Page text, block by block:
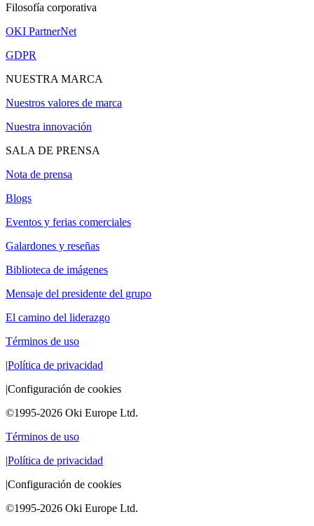
Filosofía corporativa
OKI PartnerNet
GDPR
NUESTRA MARCA
Nuestros valores de marca
Nuestra innovación
SALA DE PRENSA
Nota de prensa
Blogs
Eventos y ferias comerciales
Galardones y reseñas
Biblioteca de imágenes
Mensaje del presidente del grupo
El camino del liderazgo
Términos de uso
|Política de privacidad
|Configuración de cookies
©1995-2026 Oki Europe Ltd.
Términos de uso
|Política de privacidad
|Configuración de cookies
©1995-2026 Oki Europe Ltd.